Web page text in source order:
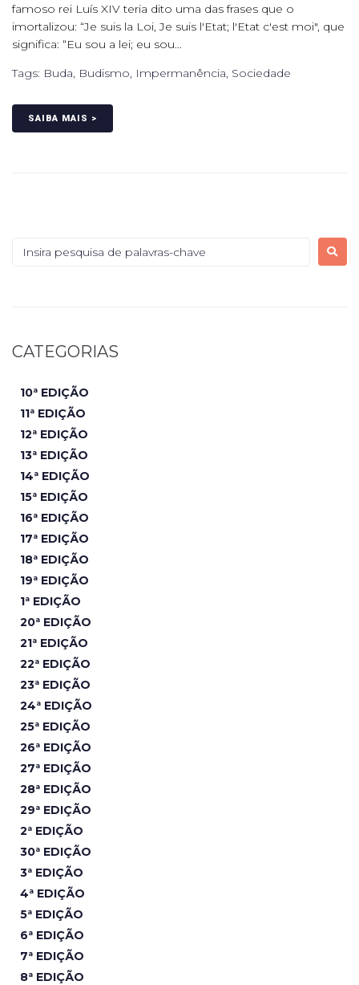
famoso rei Luís XIV teria dito uma das frases que o
imortalizou: “Je suis la Loi, Je suis l'Etat; l'Etat c'est moi", que
significa: “Eu sou a lei; eu sou...
Tags: Buda, Budismo, Impermanência, Sociedade
SAIBA MAIS >
CATEGORIAS
10ª EDIÇÃO
11ª EDIÇÃO
12ª EDIÇÃO
13ª EDIÇÃO
14ª EDIÇÃO
15ª EDIÇÃO
16ª EDIÇÃO
17ª EDIÇÃO
18ª EDIÇÃO
19ª EDIÇÃO
1ª EDIÇÃO
20ª EDIÇÃO
21ª EDIÇÃO
22ª EDIÇÃO
23ª EDIÇÃO
24ª EDIÇÃO
25ª EDIÇÃO
26ª EDIÇÃO
27ª EDIÇÃO
28ª EDIÇÃO
29ª EDIÇÃO
2ª EDIÇÃO
30ª EDIÇÃO
3ª EDIÇÃO
4ª EDIÇÃO
5ª EDIÇÃO
6ª EDIÇÃO
7ª EDIÇÃO
8ª EDIÇÃO